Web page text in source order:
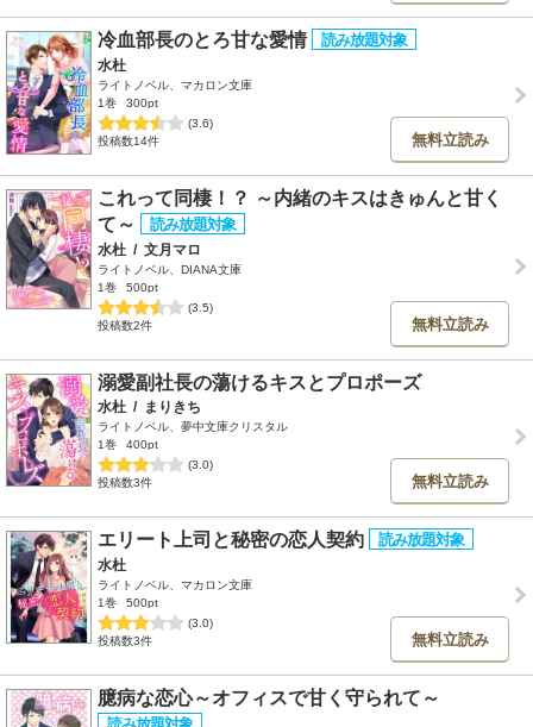
冷血部長のとろ甘な愛情
水杜
ライトノベル、マカロン文庫
1巻
300pt
(3.6)
投稿数14件
無料立読み
これって同棲！？ ～内緒のキスはきゅんと甘く
て～
水杜 / 文月マロ
ライトノベル、DIANA文庫
1巻
500pt
(3.5)
投稿数2件
無料立読み
溺愛副社長の蕩けるキスとプロポーズ
水杜 / まりきち
ライトノベル、夢中文庫クリスタル
1巻
400pt
(3.0)
投稿数3件
無料立読み
エリート上司と秘密の恋人契約
水杜
ライトノベル、マカロン文庫
1巻
500pt
(3.0)
投稿数3件
無料立読み
臆病な恋心～オフィスで甘く守られて～